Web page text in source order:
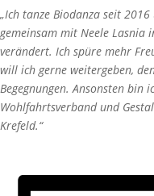
„Ich tanze Biodanza seit
gemeinsam mit Neele Lasnia
verändert. Ich spüre mehr
will ich gerne weitergeben,
Begegnungen. Ansonsten bin
Wohlfahrtsverband und
Krefeld.“